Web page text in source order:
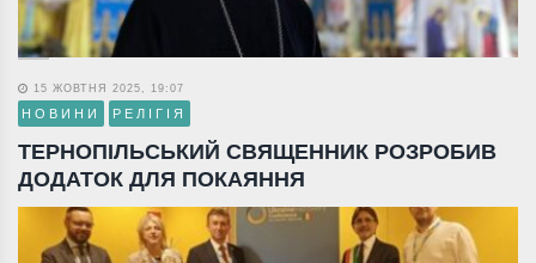
15 ЖОВТНЯ 2025, 19:07
НОВИНИ РЕЛІГІЯ
ТЕРНОПІЛЬСЬКИЙ СВЯЩЕННИК РОЗРОБИВ
ДОДАТОК ДЛЯ ПОКАЯННЯ